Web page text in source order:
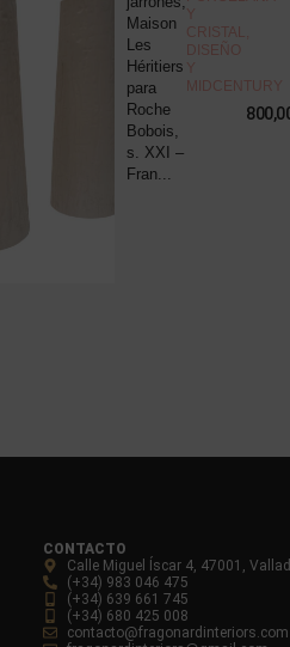
Maison
Les
Héritiers
para
Roche
Bobois,
s. XXI –
Fran...
Y
CRISTAL
DISEÑO
Y
MIDCENTURY
CONTACTO
Calle Miguel Íscar 4, 47001,
(+34) 983 046 475
(+34) 639 661 745
(+34) 680 425 008
contacto@fragonardinteriors.com